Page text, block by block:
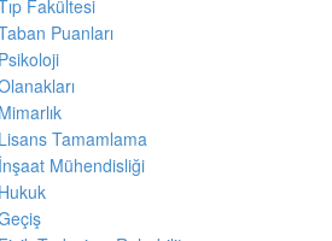
Fakültesi
Puanları
Tamamlama
Mühendisliği